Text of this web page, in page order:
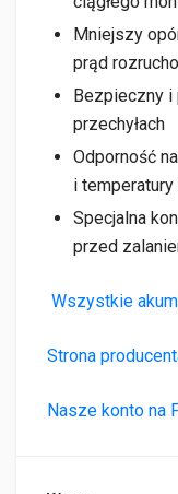
Mniejszy
prąd
Bezpieczny i
przechyłach
Odporność
i temperatury
Specjalna
przed
Wszystkie
Strona
Nasze konto na